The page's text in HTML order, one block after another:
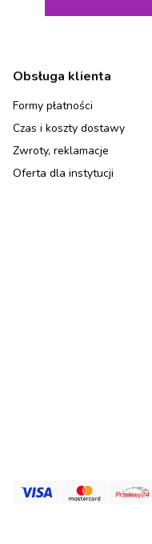
Linki w stopce
Obsługa klienta
Formy płatności
Czas i koszty dostawy
Zwroty, reklamacje
Oferta dla instytucji